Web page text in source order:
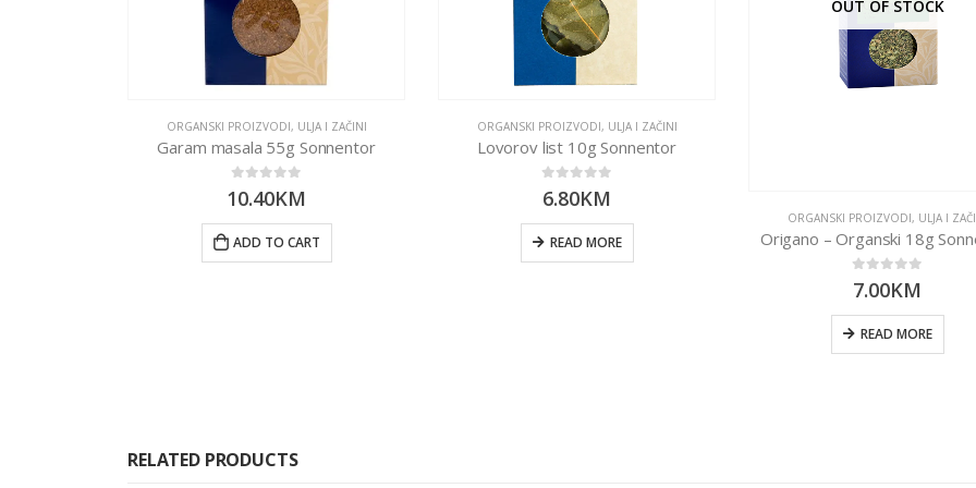
ORGANSKI PROIZVODI, ULJA I ZAČINI
Garam masala 55g Sonnentor
0 out of 5
10.40KM
ADD TO CART
ORGANSKI PROIZVODI, ULJA I ZAČINI
Lovorov list 10g Sonnentor
0out of 5
6.80KM
READ MORE
OUT OF STOCK
ORGANSKI PROIZVODI, ULJA I
Origano – Organski 18g
0out of 5
7.00KM
READ MORE
RELATED PRODUCTS